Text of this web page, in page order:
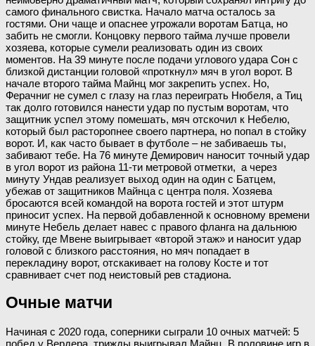
самого финального свистка. Начало матча осталось за
гостями. Они чаще и опаснее угрожали воротам Батца, но
забить не смогли. Концовку первого тайма лучше провели
хозяева, которые сумели реализовать один из своих
моментов. На 39 минуте после подачи углового удара Сон с
близкой дистанции головой «проткнул» мяч в угол ворот. В
начале второго тайма Майнц мог закрепить успех. Но,
Ферачниг не сумел с глазу на глаз переиграть Нюбеля, а Тиц
так долго готовился нанести удар по пустым воротам, что
защитник успел этому помешать, мяч отскочил к Небелю,
который был расторопнее своего партнера, но попал в стойку
ворот. И, как часто бывает в футболе – не забиваешь ты,
забивают тебе. На 76 минуте Демирович наносит точный удар
в угол ворот из района 11-ти метровой отметки, а через
минуту Ундав реализует выход один на один с Батцем,
убежав от защитников Майнца с центра поля. Хозяева
бросаются всей командой на ворота гостей и этот штурм
приносит успех. На первой добавленной к основному времени
минуте Небель делает навес с правого фланга на дальнюю
стойку, где Мвене выигрывает «второй этаж» и наносит удар
головой с близкого расстояния, но мяч попадает в
перекладину ворот, отскакивает на голову Косте и тот
сравнивает счет под неистовый рев стадиона.
Очные матчи
Начиная с 2020 года, соперники сыграли 10 очных матчей: 5
побед у Вердера, трижды выигрывал Майнц. В половине игр в